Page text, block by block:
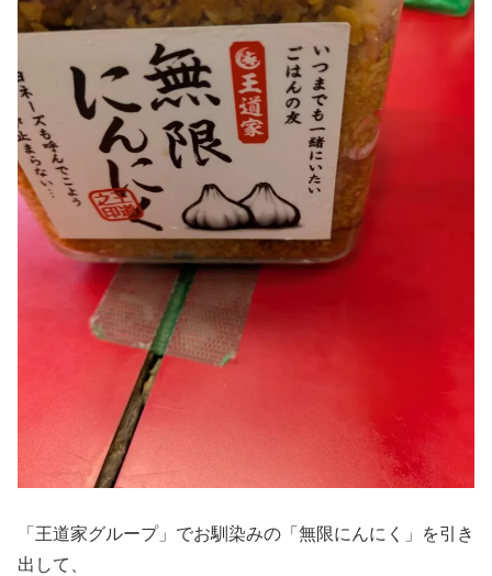
「王道家グループ」でお馴染みの「無限にんにく」を引き
出して、